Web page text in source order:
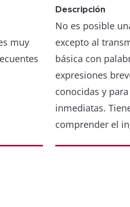
muy
Descripción
No es posible
excepto al
básica con
expresiones
conocidas y
inmediatas.
comprender el